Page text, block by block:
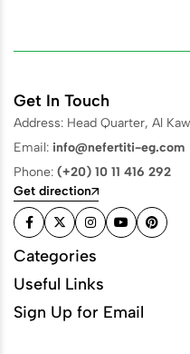
Get In Touch
Address: Head Quarter, Al
Email: info@nefertiti-eg.com
Phone: (+20) 10 11 416 292
Get direction
Categories
Useful Links
Sign Up for Email